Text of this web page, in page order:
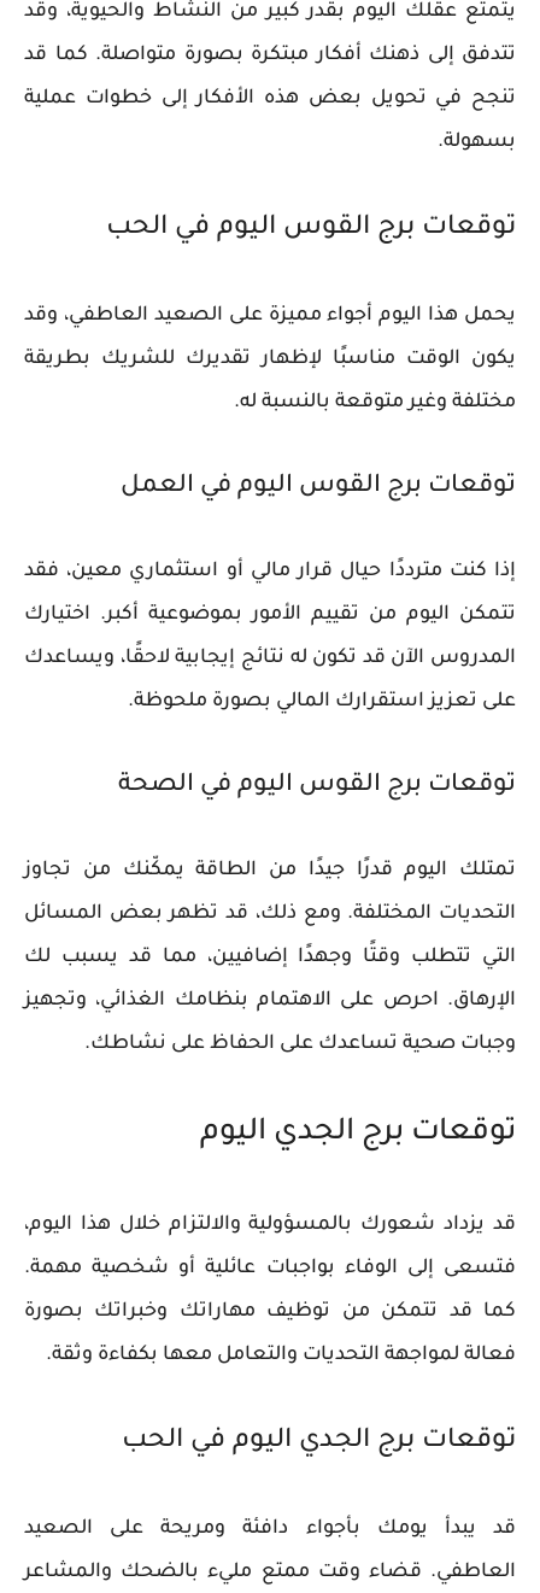
يتمتع عقلك اليوم بقدر كبير من النشاط والحيوية، وقد
تتدفق إلى ذهنك أفكار مبتكرة بصورة متواصلة. كما قد
تنجح في تحويل بعض هذه الأفكار إلى خطوات عملية
بسهولة.
توقعات برج القوس اليوم في الحب
يحمل هذا اليوم أجواء مميزة على الصعيد العاطفي، وقد
يكون الوقت مناسبًا لإظهار تقديرك للشريك بطريقة
مختلفة وغير متوقعة بالنسبة له.
توقعات برج القوس اليوم في العمل
إذا كنت مترددًا حيال قرار مالي أو استثماري معين، فقد
تتمكن اليوم من تقييم الأمور بموضوعية أكبر. اختيارك
المدروس الآن قد تكون له نتائج إيجابية لاحقًا، ويساعدك
على تعزيز استقرارك المالي بصورة ملحوظة.
توقعات برج القوس اليوم في الصحة
تمتلك اليوم قدرًا جيدًا من الطاقة يمكّنك من تجاوز
التحديات المختلفة. ومع ذلك، قد تظهر بعض المسائل
التي تتطلب وقتًا وجهدًا إضافيين، مما قد يسبب لك
الإرهاق. احرص على الاهتمام بنظامك الغذائي، وتجهيز
وجبات صحية تساعدك على الحفاظ على نشاطك.
توقعات برج الجدي اليوم
قد يزداد شعورك بالمسؤولية والالتزام خلال هذا اليوم،
فتسعى إلى الوفاء بواجبات عائلية أو شخصية مهمة.
كما قد تتمكن من توظيف مهاراتك وخبراتك بصورة
فعالة لمواجهة التحديات والتعامل معها بكفاءة وثقة.
توقعات برج الجدي اليوم في الحب
قد يبدأ يومك بأجواء دافئة ومريحة على الصعيد
العاطفي. قضاء وقت ممتع مليء بالضحك والمشاعر